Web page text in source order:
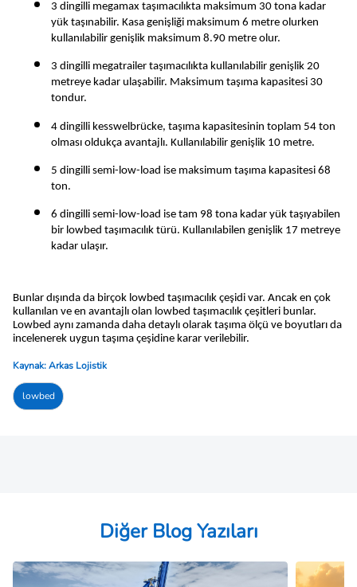
3 dingilli megamax taşımacılıkta maksimum 30 tona kadar
yük taşınabilir. Kasa genişliği maksimum 6 metre olurken
kullanılabilir genişlik maksimum 8.90 metre olur.
3 dingilli megatrailer taşımacılıkta kullanılabilir genişlik 20
metreye kadar ulaşabilir. Maksimum taşıma kapasitesi 30
tondur.
4 dingilli kesswelbrücke, taşıma kapasitesinin toplam 54 ton
olması oldukça avantajlı. Kullanılabilir genişlik 10 metre.
5 dingilli semi-low-load ise maksimum taşıma kapasitesi 68
ton.
6 dingilli semi-low-load ise tam 98 tona kadar yük taşıyabilen
bir lowbed taşımacılık türü. Kullanılabilen genişlik 17 metreye
kadar ulaşır.
Bunlar dışında da birçok lowbed taşımacılık çeşidi var. Ancak en çok
kullanılan ve en avantajlı olan lowbed taşımacılık çeşitleri bunlar.
Lowbed aynı zamanda daha detaylı olarak taşıma ölçü ve boyutları da
incelenerek uygun taşıma çeşidine karar verilebilir.
Kaynak: Arkas Lojistik
lowbed
Diğer Blog Yazıları